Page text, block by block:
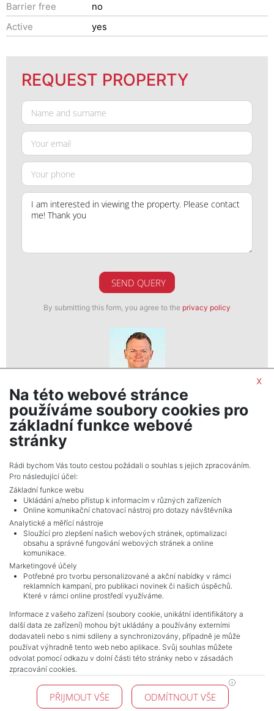
Barrier free
no
Active
yes
REQUEST PROPERTY
SEND QUERY
By submitting this form, you agree to the privacy policy
Mgr. Richard Jarošík
realitní makléř
show nr.
MojePole.cz
Revoluční 1003/3, 11000, Praha
NAVIGACE
Terms and conditions
Protection of personal data
Real estate's
Contact
Cookie processing
KONTAKT
Pražské reality
x
Na této webové stránce
používáme soubory cookies pro
základní funkce webové
stránky
Rádi bychom Vás touto cestou požádali o souhlas s jejich zpracováním.
Pro následující účel:
Základní funkce webu
Ukládání a/nebo přístup k informacím v různých zařízeních
Online komunikační chatovací nástroj pro dotazy návštěvníka
Analytické a měřící nástroje
Sloužící pro zlepšení našich webových stránek, optimalizaci
obsahu a správné fungování webových stránek a online
komunikace.
Marketingové účely
Potřebné pro tvorbu personalizované a akční nabídky v rámci
reklamních kampaní, pro publikaci novinek či našich úspěchů.
Které v rámci online prostředí využíváme.
Informace z vašeho zařízení (soubory cookie, unikátní identifikátory a
další data ze zařízení) mohou být ukládány a používány externími
dodavateli nebo s nimi sdíleny a synchronizovány, případně je může
používat výhradně tento web nebo aplikace. Svůj souhlas můžete
odvolat pomocí odkazu v dolní části této stránky nebo v zásadách
zpracování cookies.
PŘIJMOUT VŠE ODMÍTNOUT VŠE